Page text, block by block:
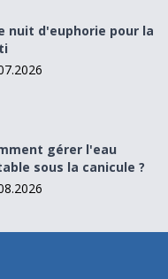
Nati
nuit d'euphorie pour la
sous la canicule ?
gérer l'eau
sous la canicule ?